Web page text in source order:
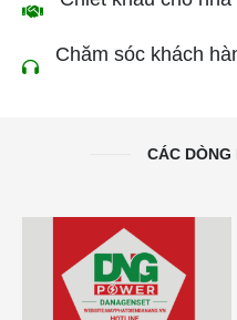
Chăm sóc khách
CÁC DÒNG